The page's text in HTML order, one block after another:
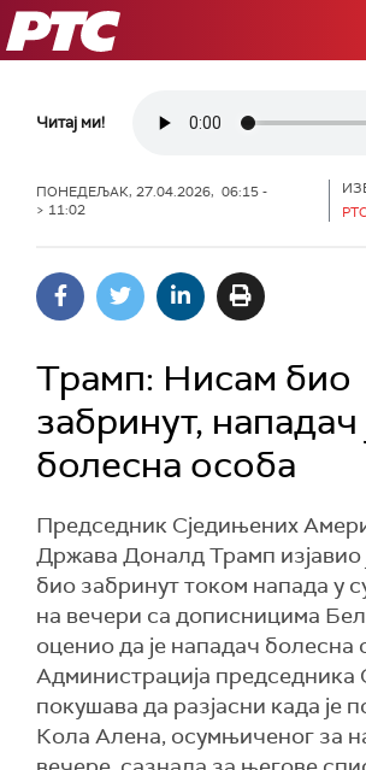
РТС
Читај ми!
ПОНЕДЕЉАК, 27.04.2026, 06:15 -
> 11:02
Трамп: Нисам био
забринут, нападач
болесна особа
Председник Сједињених
Држава Доналд Трамп изјавио
био забринут током напада у
на вечери са дописницима
оценио да је нападач болесна
Администрација
покушава да разјасни када је
Кола Алена, осумњиченог за